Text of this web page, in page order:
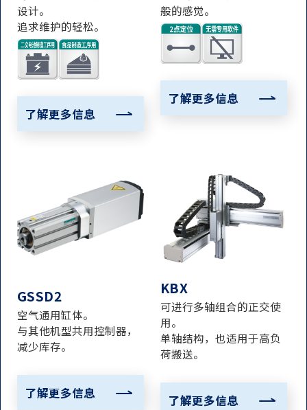
设计。
追求维护的轻松。
了解更多信息
般的感觉。
了解更多信息
GSSD2
空气通用缸体。
与其他机型共用控制器，
减少库存。
了解更多信息
KBX
可进行多轴组合的正交使
用。
单轴结构，也适用于高负
荷搬送。
了解更多信息